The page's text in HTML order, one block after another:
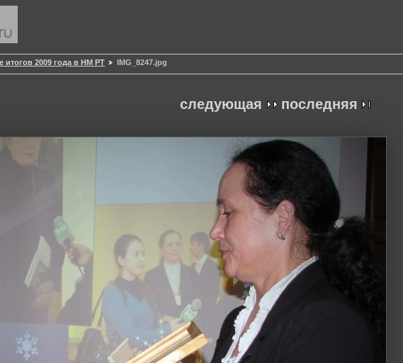
итогов 2009 года в НМ РТ IMG_8247.jpg
следующая последняя